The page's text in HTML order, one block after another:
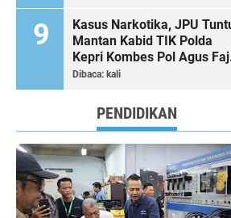
Kasus Narkotika, JPU
Mantan Kabid TIK Polda
Kepri Kombes Pol Agus
Sutrisno 2 Tahun 6 Bulan
Dibaca: kali
PENDIDIKAN